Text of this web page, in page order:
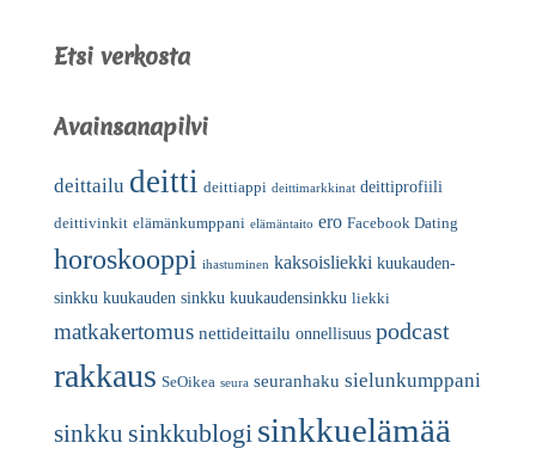
Etsi verkosta
Avainsanapilvi
deittailu deitti deittiappi deittimarkkinat deittiprofiili
deittivinkit elämänkumppani elämäntaito ero Facebook Dating
horoskooppi ihastuminen kaksoisliekki kuukauden-
sinkku kuukauden sinkku kuukaudensinkku liekki
matkakertomus nettideittailu onnellisuus podcast
rakkaus SeOikea seura seuranhaku sielunkumppani
sinkku sinkkublogi sinkkuelämää